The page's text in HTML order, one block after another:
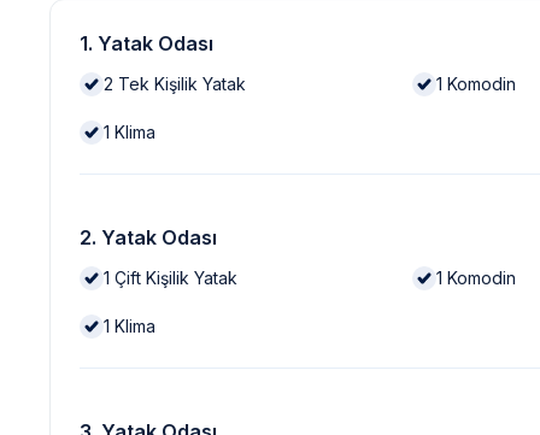
1. Yatak Odası
2 Tek Kişilik Yatak 1 Komodin
1 Klima
2. Yatak Odası
1 Çift Kişilik Yatak 1 Komodin
1 Klima